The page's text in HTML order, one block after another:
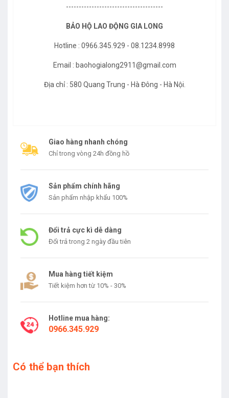
--------------------------------------
BẢO HỘ LAO ĐỘNG GIA LONG
Hotline : 0966.345.929 - 08.1234.8998
Email : baohogialong2911@gmail.com
Địa chỉ : 580 Quang Trung - Hà Đông - Hà Nội.
Giao hàng nhanh chóng
Chỉ trong vòng 24h đồng hồ
Sản phẩm chính hãng
Sản phẩm nhập khẩu 100%
Đổi trả cực kì dễ dàng
Đổi trả trong 2 ngày đầu tiên
Mua hàng tiết kiệm
Tiết kiệm hơn từ 10% - 30%
Hotline mua hàng:
0966.345.929
Có thể bạn thích